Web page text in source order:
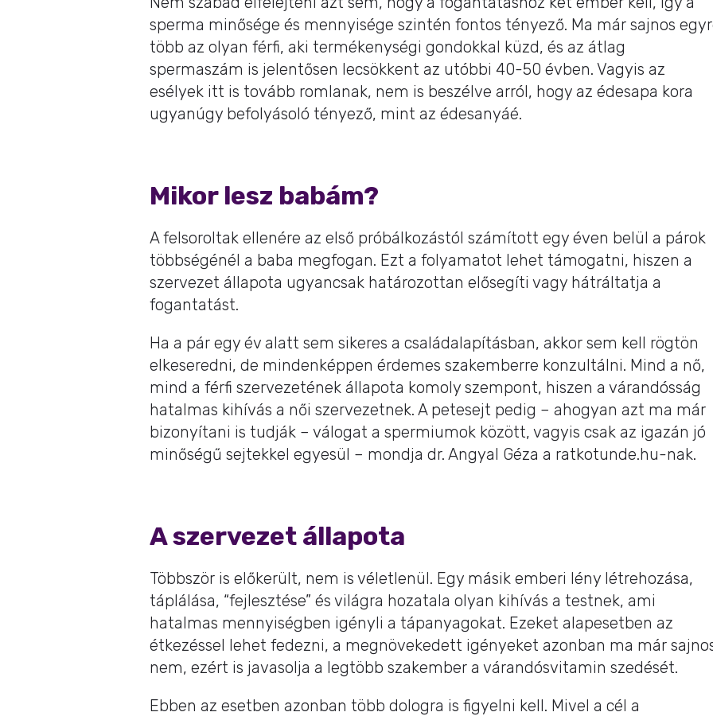
sperma minősége és mennyisége szintén fontos tényező. Ma már sajnos
több az olyan férfi, aki termékenységi gondokkal küzd, és az átlag
spermaszám is jelentősen lecsökkent az utóbbi 40-50 évben. Vagyis az
esélyek itt is tovább romlanak, nem is beszélve arról, hogy az édesapa kora
ugyanúgy befolyásoló tényező, mint az édesanyáé.
Mikor lesz babám?
A felsoroltak ellenére az első próbálkozástól számított egy éven belül a párok
többségénél a baba megfogan. Ezt a folyamatot lehet támogatni, hiszen a
szervezet állapota ugyancsak határozottan elősegíti vagy hátráltatja a
fogantatást.
Ha a pár egy év alatt sem sikeres a családalapításban, akkor sem kell rögtön
elkeseredni, de mindenképpen érdemes szakemberre konzultálni. Mind a nő,
mind a férfi szervezetének állapota komoly szempont, hiszen a várandósság
hatalmas kihívás a női szervezetnek. A petesejt pedig – ahogyan azt ma már
bizonyítani is tudják – válogat a spermiumok között, vagyis csak az igazán jó
minőségű sejtekkel egyesül – mondja dr. Angyal Géza a ratkotunde.hu-nak.
A szervezet állapota
Többször is előkerült, nem is véletlenül. Egy másik emberi lény létrehozása,
táplálása, “fejlesztése” és világra hozatala olyan kihívás a testnek, ami
hatalmas mennyiségben igényli a tápanyagokat. Ezeket alapesetben az
étkezéssel lehet fedezni, a megnövekedett igényeket azonban ma már
nem, ezért is javasolja a legtöbb szakember a várandósvitamin szedését.
Ebben az esetben azonban több dologra is figyelni kell. Mivel a cél a